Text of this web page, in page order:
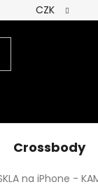
ochrany
CZK
Crossbody
na iPhone -